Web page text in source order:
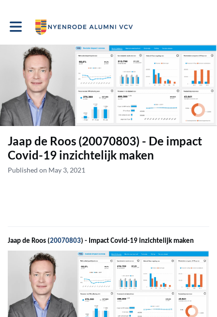
Toggle main navigation
Jaap de Roos (20070803) - De impact
Covid-19 inzichtelijk maken
Published on May 3, 2021
Jaap de Roos (20070803) - Impact Covid-19 inzichtelijk maken